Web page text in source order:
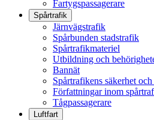
Fartygspassagerare
Spårtrafik
Järnvägstrafik
Spårbunden stadstrafik
Spårtrafikmateriel
Utbildning och
Bannät
Spårtrafikens säkerhet
Författningar inom
Tågpassagerare
Luftfart